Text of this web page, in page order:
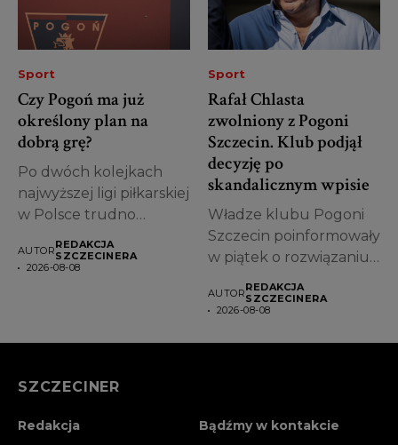
Sport
Czy Pogoń ma już
określony plan na
dobrą grę?
Po dwóch kolejkach
najwyższej ligi piłkarskiej
w Polsce trudno
AUTORREDAKCJA
SZCZECINERA
2026-08-08
Sport
Rafał Chlasta
zwolniony z Pogoni
Szczecin. Klub podjął
decyzję po
skandalicznym wpisie
Władze klubu Pogoni
Szczecin poinformowały
w piątek o rozwiązaniu
AUTORREDAKCJA
SZCZECINERA
2026-08-08
SZCZECINER
Redakcja
Bądźmy w kontakcie